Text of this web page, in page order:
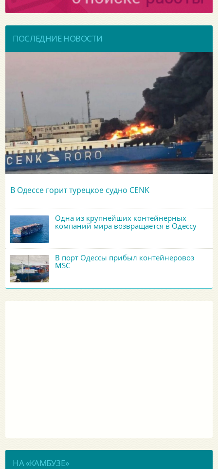
ПОСЛЕДНИЕ НОВОСТИ
В Одессе горит турецкое судно CENK
Одна из крупнейших контейнерных
компаний мира возвращается в Одессу
В порт Одессы прибыл контейнеровоз
MSC
НА «КАМБУЗЕ»